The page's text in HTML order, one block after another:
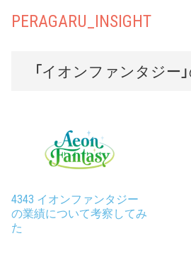
PERAGARU_INSIGHT
「イオンファンタジー
4343 イオンファンタジー
の業績について考察してみ
た